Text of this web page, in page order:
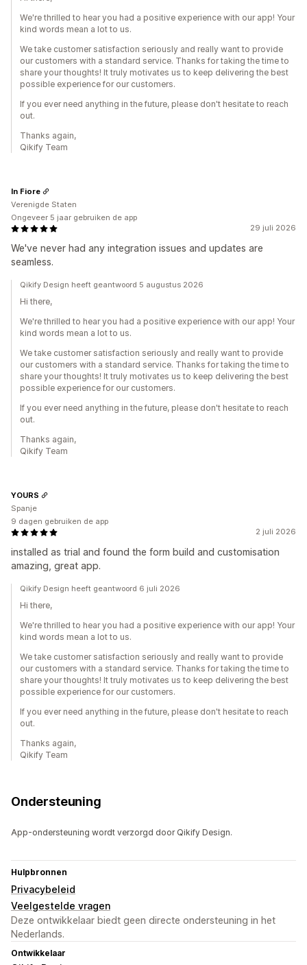
We're thrilled to hear you had a positive experience with our app! Your
kind words mean a lot to us.
We take customer satisfaction seriously and really want to provide
our customers with a standard service. Thanks for taking the time to
share your thoughts! It truly motivates us to keep delivering the best
possible experience for our customers.
If you ever need anything in the future, please don't hesitate to reach
out.
Thanks again,
Qikify Team
29 juli 2026
We've never had any integration issues and updates are
seamless.
In Fiore
Verenigde Staten
Ongeveer 5 jaar gebruiken de app
Qikify Design heeft geantwoord 5 augustus 2026
Hi there,
We're thrilled to hear you had a positive experience with our app! Your
kind words mean a lot to us.
We take customer satisfaction seriously and really want to provide
our customers with a standard service. Thanks for taking the time to
share your thoughts! It truly motivates us to keep delivering the best
possible experience for our customers.
If you ever need anything in the future, please don't hesitate to reach
out.
Thanks again,
Qikify Team
2 juli 2026
installed as trial and found the form build and customisation
amazing, great app.
YOURS
Spanje
9 dagen gebruiken de app
Qikify Design heeft geantwoord 6 juli 2026
Hi there,
We're thrilled to hear you had a positive experience with our app! Your
kind words mean a lot to us.
We take customer satisfaction seriously and really want to provide
our customers with a standard service. Thanks for taking the time to
share your thoughts! It truly motivates us to keep delivering the best
possible experience for our customers.
If you ever need anything in the future, please don't hesitate to reach
out.
Thanks again,
Qikify Team
Ondersteuning
App-ondersteuning wordt verzorgd door Qikify Design.
Hulpbronnen
Privacybeleid
Veelgestelde vragen
Deze ontwikkelaar biedt geen directe ondersteuning in het
Nederlands.
Ontwikkelaar